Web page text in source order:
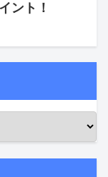
ント！